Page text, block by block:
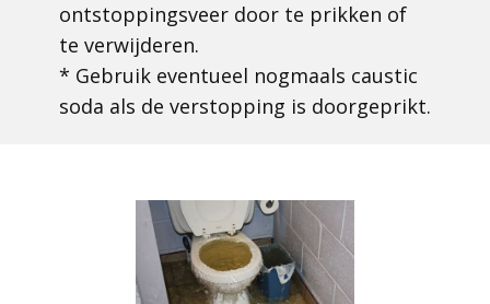
ontstoppingsveer door te prikken of
te verwijderen.
* Gebruik eventueel nogmaals caustic
soda als de verstopping is doorgeprikt.